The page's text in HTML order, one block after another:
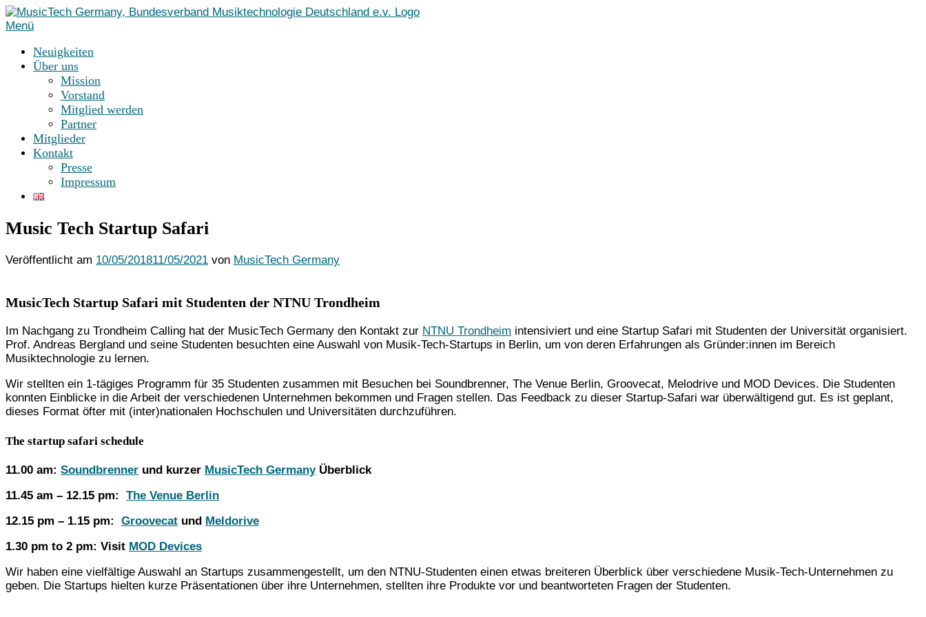
Zum
Inhalt
Menü
Neuigkeiten
Über uns
Mission
Vorstand
Mitglied werden
Partner
Mitglieder
Kontakt
Presse
Impressum
Music Tech Startup Safari
Veröffentlicht am 10/05/201811/05/2021 von MusicTech Germany
MusicTech Startup Safari mit Studenten der NTNU Trondheim
Im Nachgang zu Trondheim Calling hat der MusicTech Germany den Kontakt zur NTNU Trondheim intensiviert und eine Startup Safari mit Studenten der Universität organisiert.
Prof. Andreas Bergland und seine Studenten besuchten eine Auswahl von Musik-Tech-Startups in Berlin, um von deren Erfahrungen als Gründer:innen im Bereich
Musiktechnologie zu lernen.
Wir stellten ein 1-tägiges Programm für 35 Studenten zusammen mit Besuchen bei Soundbrenner, The Venue Berlin, Groovecat, Melodrive und MOD Devices. Die Studenten
konnten Einblicke in die Arbeit der verschiedenen Unternehmen bekommen und Fragen stellen. Das Feedback zu dieser Startup-Safari war überwältigend gut. Es ist geplant,
dieses Format öfter mit (inter)nationalen Hochschulen und Universitäten durchzuführen.
The startup safari schedule
11.00 am: Soundbrenner und kurzer MusicTech Germany Überblick
11.45 am – 12.15 pm:
The Venue Berlin
12.15 pm – 1.15 pm:
Groovecat und Meldorive
1.30 pm to 2 pm: Visit MOD Devices
Wir haben eine vielfältige Auswahl an Startups zusammengestellt, um den NTNU-Studenten einen etwas breiteren Überblick über verschiedene Musik-Tech-Unternehmen zu
geben. Die Startups hielten kurze Präsentationen über ihre Unternehmen, stellten ihre Produkte vor und beantworteten Fragen der Studenten.